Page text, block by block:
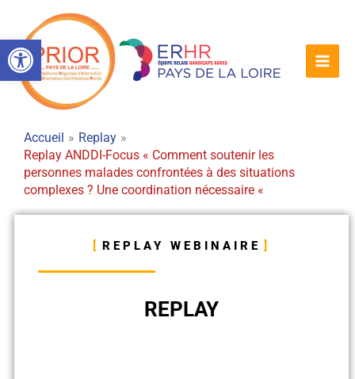
Ouvrir la barre d’outils
contenu
Accueil
Replay
Replay ANDDI-Focus « Comment soutenir les
personnes malades confrontées à des situations
complexes ? Une coordination nécessaire «
REPLAY WEBINAIRE
REPLAY